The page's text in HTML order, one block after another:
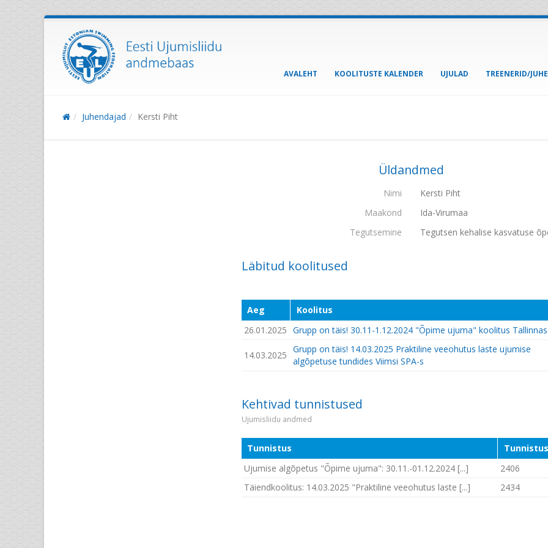
AVALEHT KOOLITUSTE KALENDER UJULAD TREENERID/
Juhendajad Kersti Piht
Üldandmed
Nimi
Kersti Piht
Maakond
Ida-Virumaa
Tegutsemine
Tegutsen kehalise kasvatuse
Läbitud koolitused
Aeg
Koolitus
26.01.2025 Grupp on täis! 30.11-1.12.2024 "Õpime ujuma" koolitus Tallinnas
14.03.2025
Grupp on täis! 14.03.2025 Praktiline veeohutus laste ujumise
algõpetuse tundides Viimsi SPA-s
Kehtivad tunnistused
Ujumisliidu andmed
Tunnistus
Ujumise algõpetus "Õpime ujuma": 30.11.-01.12.2024 [...]
2406
Täiendkoolitus: 14.03.2025 "Praktiline veeohutus laste [...]
2434